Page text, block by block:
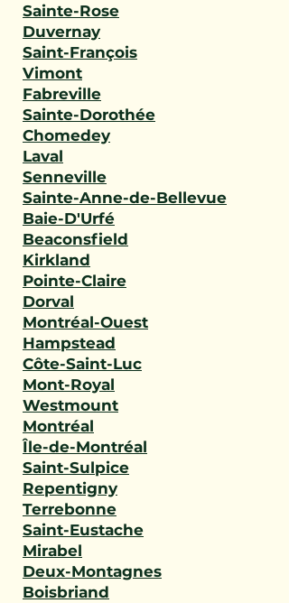
Sainte-Rose
Duvernay
Saint-François
Vimont
Fabreville
Sainte-Dorothée
Chomedey
Laval
Senneville
Sainte-Anne-de-Bellevue
Baie-D'Urfé
Beaconsfield
Kirkland
Pointe-Claire
Dorval
Montréal-Ouest
Hampstead
Côte-Saint-Luc
Mont-Royal
Westmount
Montréal
Île-de-Montréal
Saint-Sulpice
Repentigny
Terrebonne
Saint-Eustache
Mirabel
Deux-Montagnes
Boisbriand